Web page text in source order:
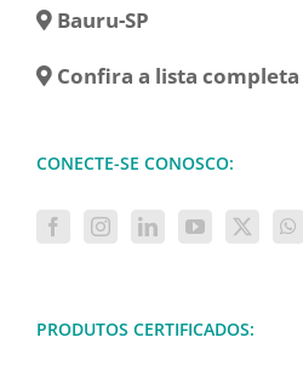
Bauru-SP
Confira a lista completa
CONECTE-SE CONOSCO:
PRODUTOS CERTIFICADOS: